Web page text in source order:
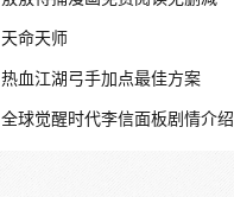
天命天师
热血江湖弓手加点最佳方案
全球觉醒时代李信面板剧情介绍